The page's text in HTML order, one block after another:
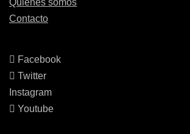
Quiénes somos
Contacto
Facebook
Twitter
Instagram
Youtube